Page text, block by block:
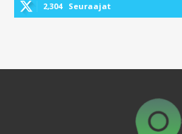
2,304 Seuraajat